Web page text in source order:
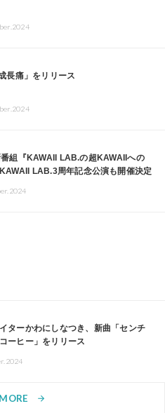
長痛」をリリース
組『KAWAII LAB.の超KAWAIIへの
LAB.3周年記念公演も開催決定
ターかわにしなつき、新曲「センチ
ーヒー」をリリース
arrow_forward